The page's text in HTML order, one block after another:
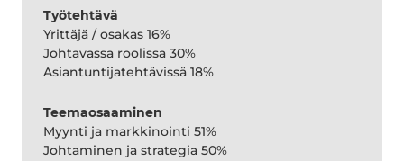
Työtehtävä
Yrittäjä / osakas 16%
Johtavassa roolissa 30%
Asiantuntijatehtävissä 18%
Teemaosaaminen
Myynti ja markkinointi 51%
Johtaminen ja strategia 50%